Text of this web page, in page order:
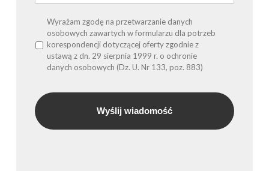
Wyrażam zgodę na przetwarzanie danych
osobowych zawartych w formularzu dla potrzeb
korespondencji dotyczącej oferty zgodnie z
ustawą z dn. 29 sierpnia 1999 r. o ochronie
danych osobowych (Dz. U. Nr 133, poz. 883)